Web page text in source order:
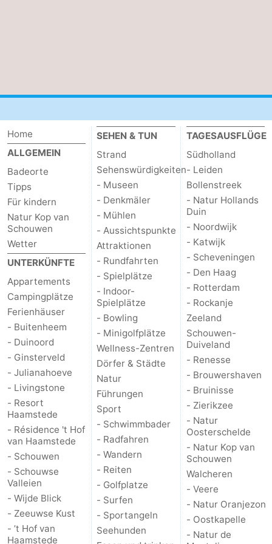
Home
ALLGEMEIN
Badeorte
Tipps
Für kindern
Natur Kop van
Schouwen
Wetter
UNTERKÜNFTE
Appartements
Campingplätze
Ferienhäuser
- Buitenheem
- Duinoord
- Ginsterveld
- Julianahoeve
- Livingstone
- Resort
Haamstede
- Résidence 't Hof
van Haamstede
- Schouwen
- Schouwse
Valleien
- Wijde Blick
- Zeeuwse Kust
- ’t Hof van
Haamstede
SEHEN & TUN
Strand
Sehenswürdigkeiten
- Museen
- Denkmäler
- Mühlen
- Aussichtspunkte
Attraktionen
- Rundfahrten
- Spielplätze
- Indoor-
Spielplätze
- Bowling
- Minigolfplätze
Wellness-Zentren
Dörfer & Städte
Natur
Führungen
Sport
- Schwimmbader
- Radfahren
- Wandern
- Reiten
- Golfplatze
- Surfen
- Sportangeln
Seehunden
TAGESAUSFLÜGE
Südholland
- Leiden
Bollenstreek
- Natur Hollands
Duin
- Noordwijk
- Katwijk
- Scheveningen
- Den Haag
- Rotterdam
- Rockanje
Zeeland
Schouwen-
Duiveland
- Renesse
- Brouwershaven
- Bruinisse
- Zierikzee
- Natur
Oosterschelde
- Natur Kop van
Schouwen
Walcheren
- Veere
- Natur Oranjezon
- Oostkapelle
- Natur de